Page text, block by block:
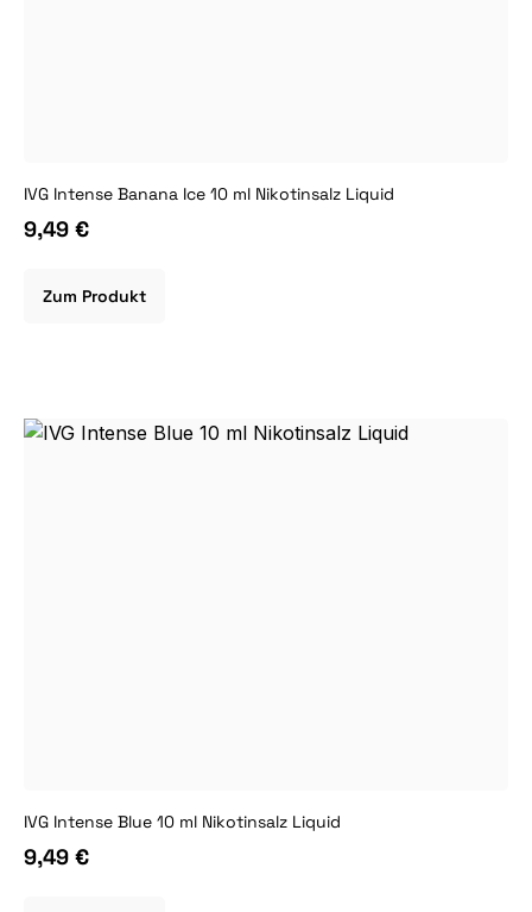
IVG Intense Banana Ice 10 ml Nikotinsalz Liquid
9,49 €
Zum Produkt
IVG Intense Blue 10 ml Nikotinsalz Liquid
9,49 €